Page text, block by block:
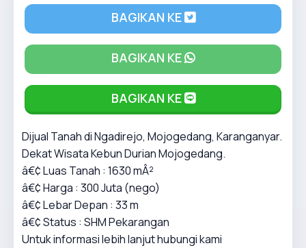
BAGIKAN KE
BAGIKAN KE
BAGIKAN KE
Dijual Tanah di Ngadirejo, Mojogedang, Karanganyar.
Dekat Wisata Kebun Durian Mojogedang.
â€¢ Luas Tanah : 1630 mÂ²
â€¢ Harga : 300 Juta (nego)
â€¢ Lebar Depan : 33 m
â€¢ Status : SHM Pekarangan
Untuk informasi lebih lanjut hubungi kami